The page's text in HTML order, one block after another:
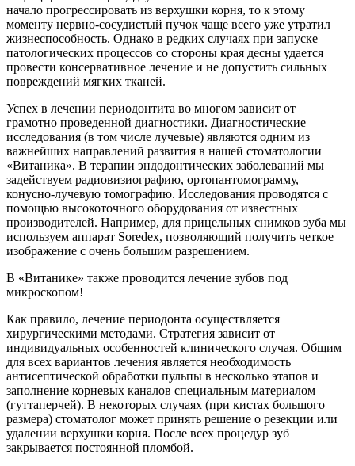
начало прогрессировать из верхушки корня, то к этому
моменту нервно-сосудистый пучок чаще всего уже утратил
жизнеспособность. Однако в редких случаях при запуске
патологических процессов со стороны края десны удается
провести консервативное лечение и не допустить сильных
повреждений мягких тканей.
Успех в лечении периодонтита во многом зависит от
грамотно проведенной диагностики. Диагностические
исследования (в том числе лучевые) являются одним из
важнейших направлений развития в нашей стоматологии
«Витаника». В терапии эндодонтических заболеваний мы
задействуем радиовизиографию, ортопантомограмму,
конусно-лучевую томографию. Исследования проводятся с
помощью высокоточного оборудования от известных
производителей. Например, для прицельных снимков зуба мы
используем аппарат Soredex, позволяющий получить четкое
изображение с очень большим разрешением.
В «Витанике» также проводится лечение зубов под
микроскопом!
Как правило, лечение периодонта осуществляется
хирургическими методами. Стратегия зависит от
индивидуальных особенностей клинического случая. Общим
для всех вариантов лечения является необходимость
антисептической обработки пульпы в несколько этапов и
заполнение корневых каналов специальным материалом
(гуттаперчей). В некоторых случаях (при кистах большого
размера) стоматолог может принять решение о резекции или
удалении верхушки корня. После всех процедур зуб
закрывается постоянной пломбой.